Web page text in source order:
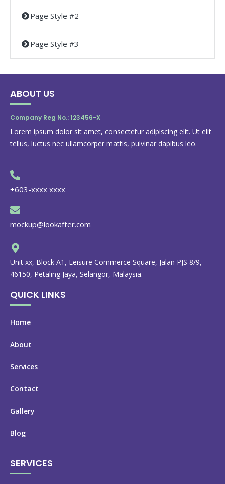
Page Style #2
Page Style #3
ABOUT US
Company Reg No.: 123456-X
Lorem ipsum dolor sit amet, consectetur adipiscing elit. Ut elit
tellus, luctus nec ullamcorper mattis, pulvinar dapibus leo.
+603-xxxx xxxx
mockup@lookafter.com
Unit xx, Block A1, Leisure Commerce Square, Jalan PJS 8/9,
46150, Petaling Jaya, Selangor, Malaysia.
QUICK LINKS
Home
About
Services
Contact
Gallery
Blog
SERVICES